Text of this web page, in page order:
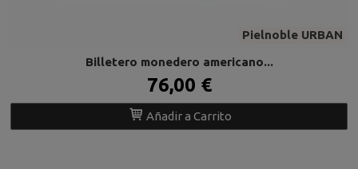
Pielnoble URBAN
Billetero monedero americano...
76,00 €
Añadir a Carrito